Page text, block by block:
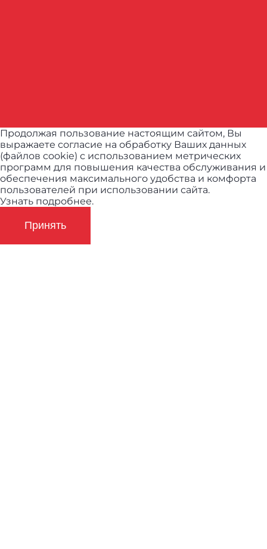
Продолжая пользование настоящим сайтом, Вы
выражаете согласие на обработку Ваших данных
(файлов cookie) с использованием метрических
программ для повышения качества обслуживания и
обеспечения максимального удобства и комфорта
пользователей при использовании сайта.
Узнать подробнее.
Принять